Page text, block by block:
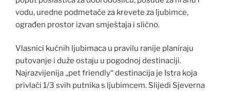
vodu, uredne podmetače za krevete za ljubimce,
ograđen prostor izvan smještaja i slično.
Vlasnici kućnih ljubimaca u pravilu ranije planiraju
putovanje i duže ostaju u pogodnoj destinaciji.
Najrazvijenija „pet friendly“ destinacija je Istra koja
privlači 1/3 svih putnika s ljubimcem. Slijedi Sjeverna